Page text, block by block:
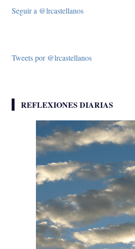
Seguir a @lrcastellanos
Tweets por @lrcastellanos
REFLEXIONES DIARIAS